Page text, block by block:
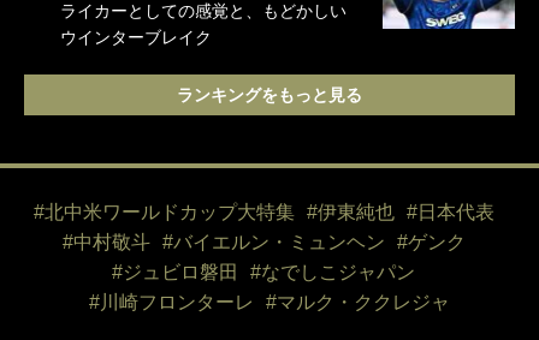
ライカーとしての感覚と、もどかしい
ウインターブレイク
ランキングをもっと見る
#北中米ワールドカップ大特集 #伊東純也
#日本代表
#中村敬斗
#バイエルン・ミュンヘン
#ゲンク
#ジュビロ磐田
#なでしこジャパン
#川崎フロンターレ
#マルク・ククレジャ